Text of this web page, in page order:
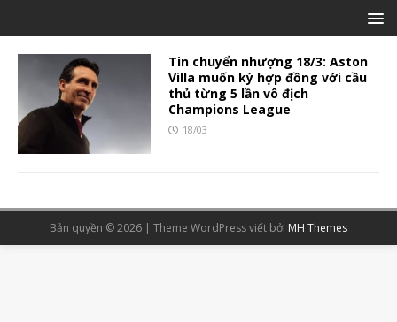
Tin chuyển nhượng 18/3: Aston
Villa muốn ký hợp đồng với cầu
thủ từng 5 lần vô địch
Champions League
18/03
Bản quyền © 2026 | Theme WordPress viết bởi MH Themes